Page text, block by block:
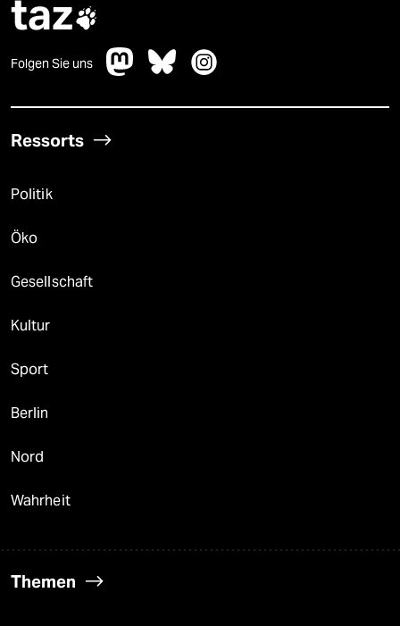
taz
Folgen Sie uns
Ressorts
Politik
Öko
Gesellschaft
Kultur
Sport
Berlin
Nord
Wahrheit
Themen